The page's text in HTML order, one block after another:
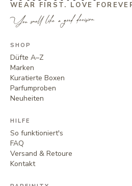
WEAR FIRST. LOVE
You smell like a good decision.
SHOP
Düfte A–Z
Marken
Kuratierte Boxen
Parfumproben
Neuheiten
HILFE
So funktioniert's
FAQ
Versand & Retoure
Kontakt